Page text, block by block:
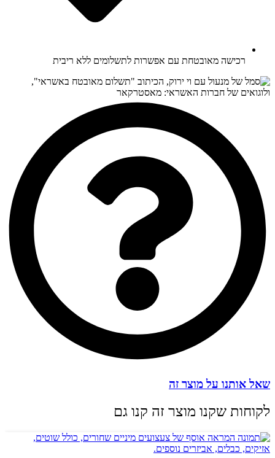
רכישה מאובטחת עם אפשרות לתשלומים ללא ריבית
שאל אותנו על מוצר זה
לקוחות שקנו מוצר זה קנו גם